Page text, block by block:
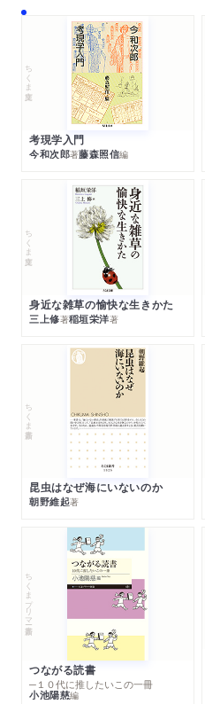
ちくま文庫
考現学入門
今和次郎著藤森照信編
ちくま文庫
身近な雑草の愉快な生きかた
三上修著稲垣栄洋著
ちくま新書
昆虫はなぜ海にいないのか
朝野維起著
ちくまプリマー新書
つながる読書
─１０代に推したいこの一冊
小池陽慈編